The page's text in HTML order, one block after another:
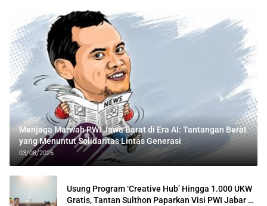
Menjaga Marwah PWI Jawa Barat di Era AI: Tantangan Berat
yang Menuntut Solidaritas Lintas Generasi
03/08/2026
Usung Program ‘Creative Hub’ Hingga 1.000 UKW
Gratis, Tantan Sulthon Paparkan Visi PWI Jabar di